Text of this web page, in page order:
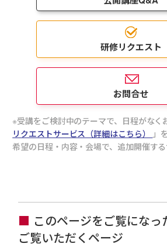
研修リクエスト
お問合せ
受講をご検討中のテーマで、日程がなく
リクエストサービス（詳細はこちら）
」
希望の日程・内容・会場で、追加開催する
このページをご覧になっ
ご覧いただくページ